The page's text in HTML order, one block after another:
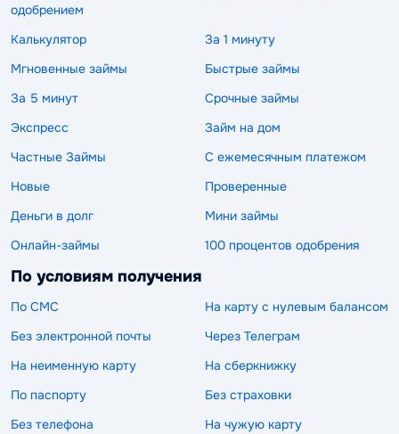
одобрением
Калькулятор
За 1 минуту
Мгновенные займы
Быстрые займы
За 5 минут
Срочные займы
Экспресс
Займ на дом
Частные Займы
С ежемесячным платежом
Новые
Проверенные
Деньги в долг
Мини займы
Онлайн-займы
100 процентов одобрения
По условиям получения
По СМС
На карту с нулевым балансом
Без электронной почты
Через Телеграм
На неименную карту
На сберкнижку
По паспорту
Без страховки
Без телефона
На чужую карту